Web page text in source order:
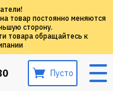
товар постоянно меняются
сторону.
товара обращайтесь к
Пусто